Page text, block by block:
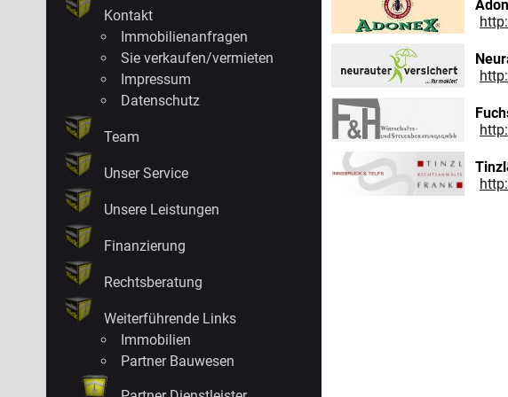
Kontakt
Immobilienanfragen
Sie verkaufen/vermieten
Impressum
Datenschutz
Team
Unser Service
Unsere Leistungen
Finanzierung
Rechtsberatung
Weiterführende Links
Immobilien
Partner Bauwesen